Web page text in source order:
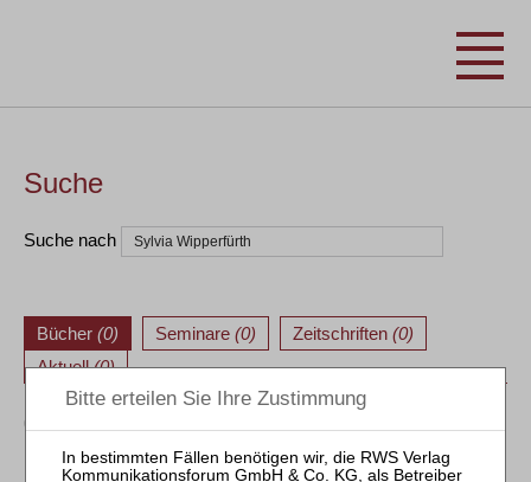
Suche
Suche nach
Bücher (0) Seminare (0) Zeitschriften (0)
Aktuell(0)
0 Treffer